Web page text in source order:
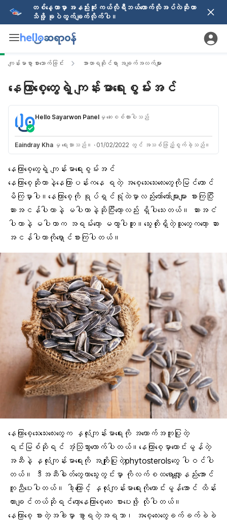
တစ်နေ့တာမှာ အနည်းဆုံး ကယ်လိုရီဘယ်လောက်လိုအပ်လဲဆိုတာ
သိဖို့ ခုပဲတွက်ချက်လိုက်ပါ။
ကျန်းမာစွာ စားသောက်ခြင်း အာဟာရဆိုင်ရာ အချက်အလက်များ
နေကြာစေ့တွေရဲ့ ကျန်းမာရေးစွမ်းအင်
Hello Sayarwon Panelမှ ဆေးစစ်ထားပါသည်
Eaindray Khaမှ ရေးသားသည်။ · 01/02/2022 တွင် အသစ်ဖြည့်စွက်ခဲ့သည်။
နေကြာစေ့တွေရဲ့ ကျန်းမာရေးစွမ်းအင်
နေကြာစေ့ဆိုတာနဲ့နေကြာပန်းကနေ ရတဲ့ အစေ့သေးသေးလေးတွေကိုမြင်ယောင်
မိကြမှာပါ။နေကြာစေ့ကို ရုပ်ရှင်ရုံထဲမှာလည်းတော်တော်များများ စားကြပြီး
ဆားအငန်ပါတာနဲ့ မပါတာနဲ့ဆိုပြီးတော့လည်း ရှိပါသေးတယ်။ ဆားအငံ
ပါတာနဲ့ မပါတာက အရမ်းတော့ မကွာပါဘူး။သွေးတိုးရှိတဲ့သူတွေကတော့ ဆား
အငန်ပါတာကိုရှောင်စားကြပါတယ်။
နေကြာစေ့သေးသေးလေးတွေက နှလုံးကျန်းမာရေးကို အထောက်အကူပြုတဲ့
ရင်းမြစ်ဆိုရင် အံ့သြသွားလောက်ပါတယ်။နေကြာစေ့မှာကောင်းမွန်တဲ့
အဆီနဲ့ နှလုံးကျန်းမာရေးကို အကျိုးပြုတဲ့phytosterolsတွေ ပါဝင်ပါ
တယ်။ ဒီအဆီဓါတ်တွေဟာသွေးတွင်းမှာ ကိုလက်စထရောလျှော့နည်းအောင်
ကူညီပေးပါတယ်။ ဒါ့ကြောင့် နှလုံးကျန်းမာရေးကိုကောင်းမွန်အောင် ထိန်း
ထားချင်တယ်ဆိုရင်တော့နေကြာစေ့လေး စားပေးဖို့ လိုပါတယ်။
နေကြာစေ့ စားတဲ့အခါမှာ ခွာရတဲ့အရသာ၊ အစေ့လေးတွေခက်ခက်ခဲခဲ